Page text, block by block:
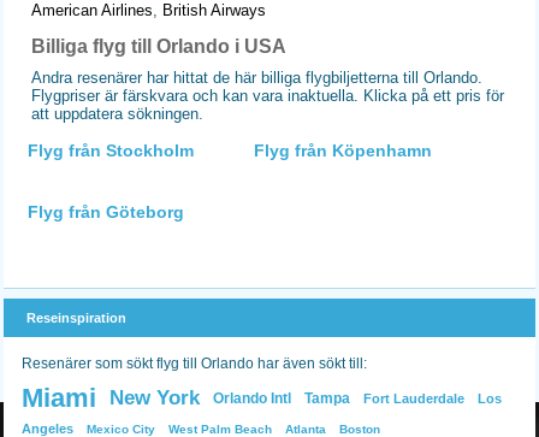
American Airlines, British Airways
Billiga flyg till Orlando i USA
Andra resenärer har hittat de här billiga flygbiljetterna till Orlando.
Flygpriser är färskvara och kan vara inaktuella. Klicka på ett pris för
att uppdatera sökningen.
Flyg från Stockholm Flyg från Köpenhamn
Flyg från Göteborg
Reseinspiration
Resenärer som sökt flyg till Orlando har även sökt till:
Miami New York Orlando Intl Tampa Fort Lauderdale Los
Angeles Mexico City West Palm Beach Atlanta Boston